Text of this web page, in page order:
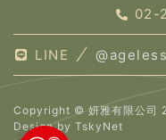
02-
LINE
Copyright © 妍雅有限公司
Design by TskyNet